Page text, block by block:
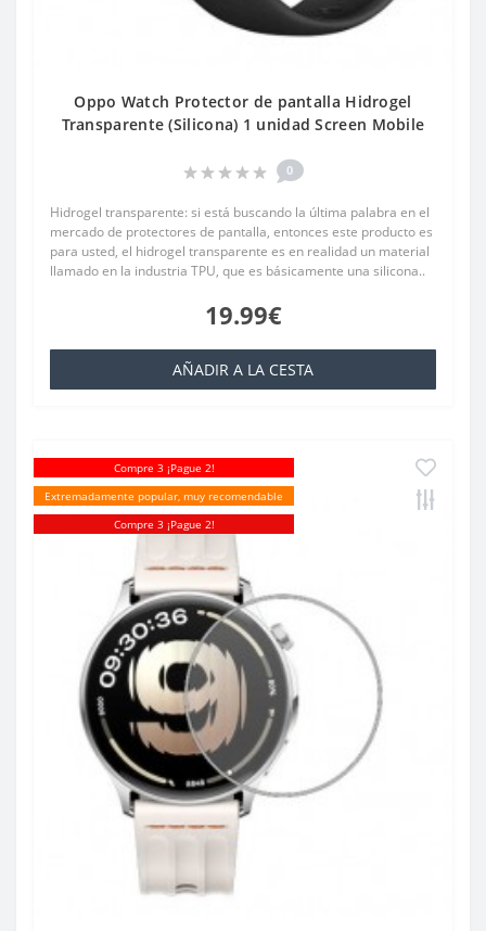
Oppo Watch Protector de pantalla Hidrogel
Transparente (Silicona) 1 unidad Screen Mobile
0
Hidrogel transparente: si está buscando la última palabra en el
mercado de protectores de pantalla, entonces este producto es
para usted, el hidrogel transparente es en realidad un material
llamado en la industria TPU, que es básicamente una silicona..
19.99€
AÑADIR A LA CESTA
Compre 3 ¡Pague 2!
Extremadamente popular, muy recomendable
Compre 3 ¡Pague 2!